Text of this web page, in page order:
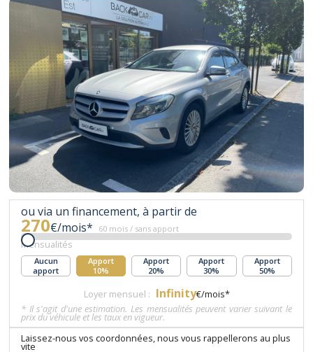
ou via un financement, à partir de
270€/mois* 60 mois / sans apport
Mensualités
Aucun
apport
Apport
10%
Apport
20%
Apport
30%
Apport
50%
Loyer mensuel : Infinity€/mois*
* Il s'agit d'une estimation. Les mensualités peuvent varier suivant le
prix du véhicule et les taux en vigueur.
Laissez-nous vos coordonnées, nous vous rappellerons au plus
vite